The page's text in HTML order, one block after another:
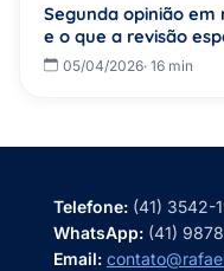
Segunda opinião
e o que a revisão
05/04/2026· 16 min
Telefone: (41) 3542-
WhatsApp: (41)
Email: